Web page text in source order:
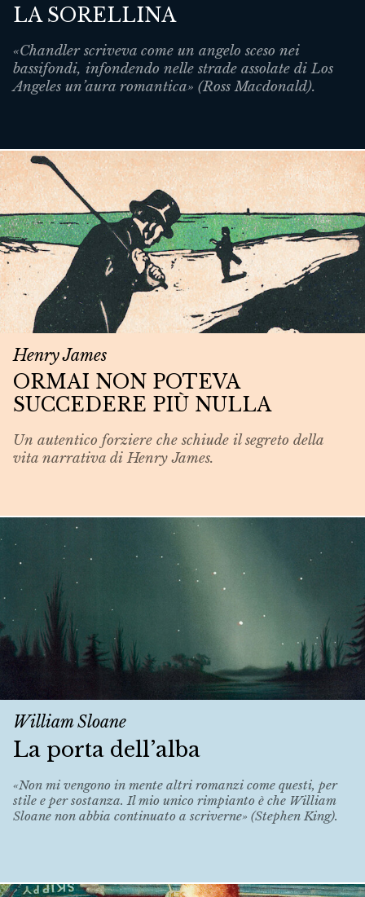
LA SORELLINA
«Chandler scriveva come un angelo sceso nei
bassifondi, infondendo nelle strade assolate di Los
Angeles un’aura romantica» (Ross Macdonald).
Henry James
ORMAI NON POTEVA
SUCCEDERE PIÙ NULLA
Un autentico forziere che schiude il segreto della
vita narrativa di Henry James.
William Sloane
La porta dell’alba
«Non mi vengono in mente altri romanzi come questi, per
stile e per sostanza. Il mio unico rimpianto è che William
Sloane non abbia continuato a scriverne» (Stephen King).